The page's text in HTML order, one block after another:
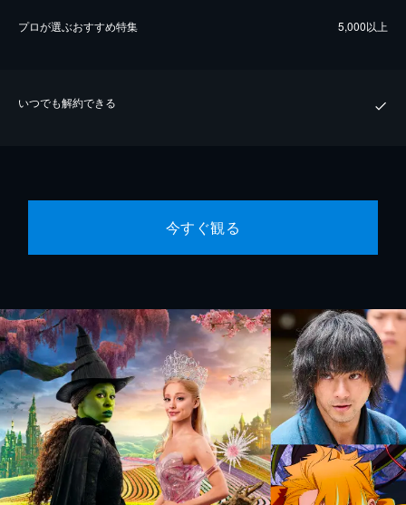
プロが選ぶおすすめ特集 5,000以上
いつでも解約できる
今すぐ観る